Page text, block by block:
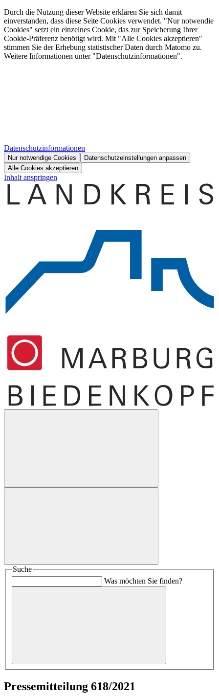
Durch die Nutzung dieser Website erklären Sie sich damit
einverstanden, dass diese Seite Cookies verwendet. "Nur notwendie
Cookies" setzt ein einzelnes Cookie, das zur Speicherung Ihrer
Cookie-Präferenz benötigt wird. Mit "Alle Cookies akzeptieren"
stimmen Sie der Erhebung statistischer Daten durch Matomo zu.
Weitere Informationen unter "Datenschutzinformationen".
Datenschutzinformationen
Nur notwendige Cookies
Datenschutzeinstellungen anpassen
Alle Cookies akzeptieren
Inhalt anspringen
Suche
Was möchten Sie finden?
Pressemitteilung 618/2021